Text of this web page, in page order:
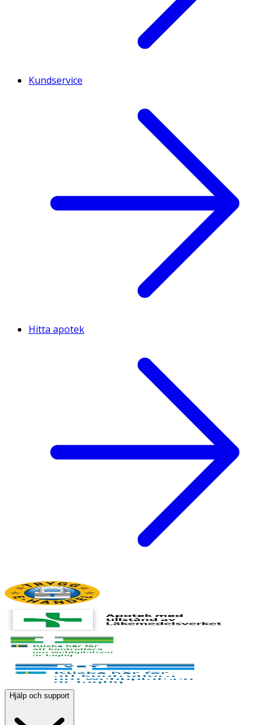
Kundservice
Hitta apotek
Hjälp och support